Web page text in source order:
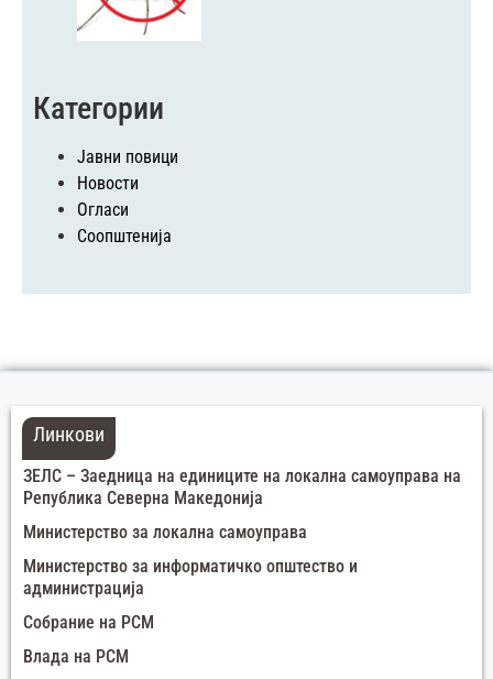
Категории
Јавни повици
Новости
Огласи
Соопштенија
Линкови
ЗЕЛС – Заедница на единиците на локална самоуправа на
Република Северна Македонија
Министерство за локална самоуправа
Министерство за информатичко општество и
администрација
Собрание на РСМ
Влада на РСМ